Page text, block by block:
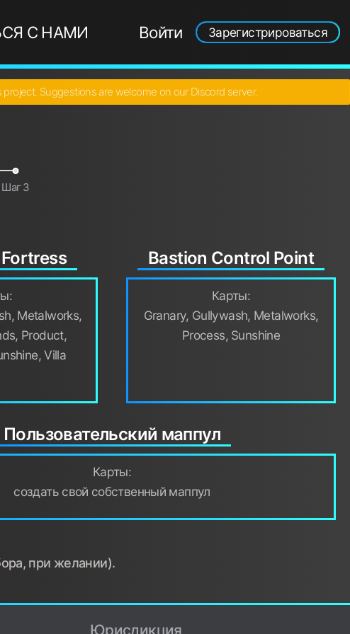
С НАМИ Войти Зарегистрироваться
Suggestions are welcome on our Discord server.
Шаг 3
Metalworks,
Product,
Villa
Bastion Control Point
Карты:
Granary, Gullywash, Metalworks,
Process, Sunshine
Пользовательский маппул
Карты:
создать свой собственный маппул
при желании).
Юрисдикция